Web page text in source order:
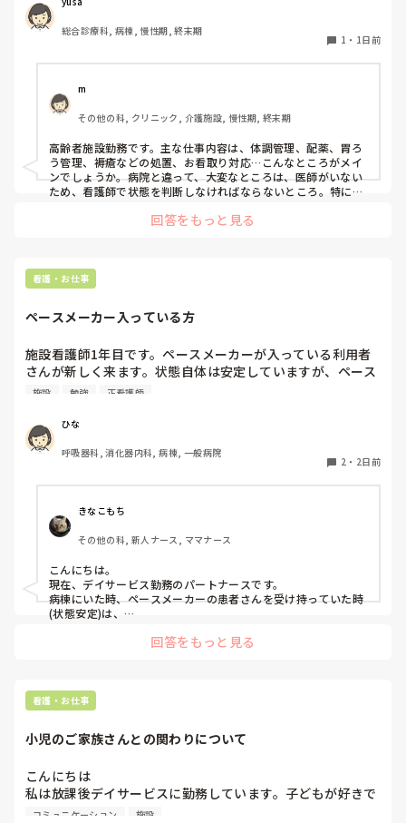
と思う事があったら、知りたいです。
総合診療科, 病棟, 慢性期, 終末期
1 ・ 1日前
m
その他の科, クリニック, 介護施設, 慢性期, 終末期
高齢者施設勤務です。主な仕事内容は、体調管理、配薬、胃ろ
う管理、褥瘡などの処置、お看取り対応…こんなところがメイ
ンでしょうか。病院と違って、大変なところは、医師がいない
ため、看護師で状態を判断しなければならないところ。特にモ
五感で観察し、感じたことで判断しなければならない。認知症
ことですかね。あとは、介護と分業なので、トランスがない、
私はもう歳なので、助かっています。
回答をもっと見る
看護・お仕事
ペースメーカー入っている方
施設看護師1年目です。ペースメーカーが入っている利用者
さんが新しく来ます。状態自体は安定していますが、ペース
メーカー入っている方の観察や注意した方がいい点あれば教
施設 勉強 正看護師
ひな
呼吸器科, 消化器内科, 病棟, 一般病院
2 ・ 2日前
きなこもち
その他の科, 新人ナース, ママナース
こんにちは。
現在、デイサービス勤務のパートナースです。
病棟にいた時、ペースメーカーの患者さんを受け持っていた時
(状態安定)は、
ペースメーカーがきちんと作動されていない・不整脈のサイン
参考になれば幸いです。
回答をもっと見る
看護・お仕事
小児のご家族さんとの関わりについて
こんにちは
私は放課後デイサービスに勤務しています。子どもが好きで
慢性期病棟から転職しました。
コミュニケーション 施設